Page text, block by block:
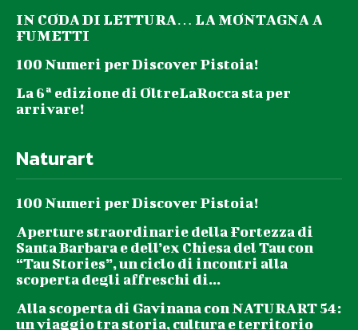
IN CODA DI LETTURA… LA MONTAGNA A
FUMETTI
100 Numeri per Discover Pistoia!
La 6ª edizione di OltreLaRocca sta per
arrivare!
Naturart
100 Numeri per Discover Pistoia!
Aperture straordinarie della Fortezza di
Santa Barbara e dell’ex Chiesa del Tau con
“Tau Stories”, un ciclo di incontri alla
scoperta degli affreschi di...
Alla scoperta di Gavinana con NATURART 54:
un viaggio tra storia, cultura e territorio